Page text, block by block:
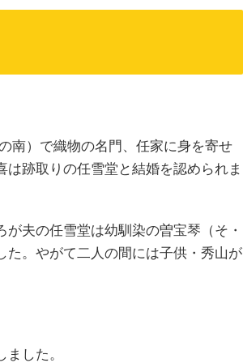
南）で織物の名門、任家に身を寄せ
跡取りの任雪堂と結婚を認められま
夫の任雪堂は幼馴染の曽宝琴（そ・
た。やがて二人の間には子供・秀山が
した。